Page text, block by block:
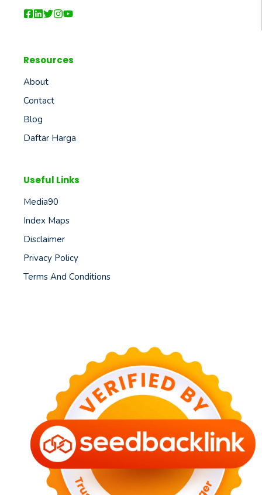
Resources
About
Contact
Blog
Daftar Harga
Useful Links
Media90
Index Maps
Disclaimer
Privacy Policy
Terms And Conditions